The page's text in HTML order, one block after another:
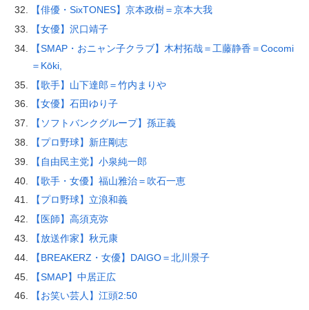
【俳優・SixTONES】京本政樹＝京本大我
【女優】沢口靖子
【SMAP・おニャン子クラブ】木村拓哉＝工藤静香＝Cocomi
＝Kōki,
【歌手】山下達郎＝竹内まりや
【女優】石田ゆり子
【ソフトバンクグループ】孫正義
【プロ野球】新庄剛志
【自由民主党】小泉純一郎
【歌手・女優】福山雅治＝吹石一恵
【プロ野球】立浪和義
【医師】高須克弥
【放送作家】秋元康
【BREAKERZ・女優】DAIGO＝北川景子
【SMAP】中居正広
【お笑い芸人】江頭2:50